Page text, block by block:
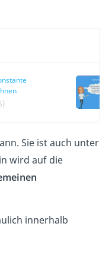
Sie ist auch unter
wird auf die
innerhalb